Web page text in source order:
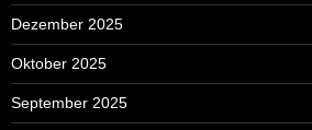
Dezember 2025
Oktober 2025
September 2025